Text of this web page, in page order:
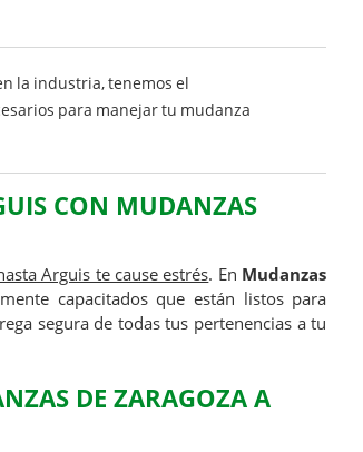
la industria, tenemos el
para manejar tu mudanza
CON MUDANZAS
Arguis te cause estrés. En Mudanzas
capacitados que están listos para
segura de todas tus pertenencias a tu
DE ZARAGOZA A